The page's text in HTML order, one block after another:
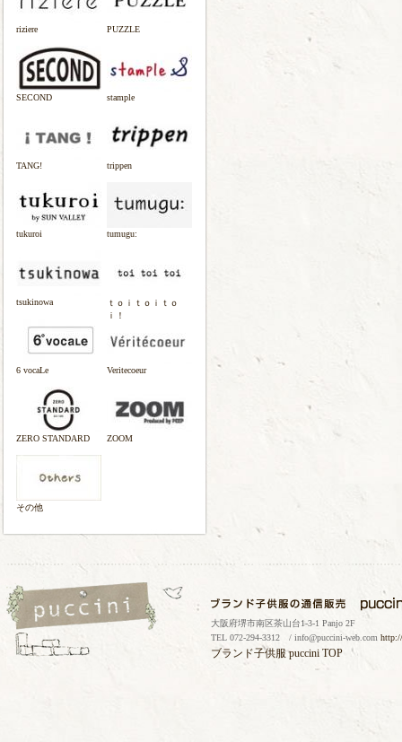
riziere PUZZLE
SECOND stample
TANG! trippen
tukuroi tumugu:
tsukinowa
ｔｏｉｔｏｉｔｏ
ｉ！
6 vocaLe Veritecoeur
ZERO STANDARD ZOOM
その他
大阪府堺市南区茶山台1-3-1 Panjo 2F
TEL 072-294-3312 / info@puccini-web.com
ブランド子供服puccini TOP